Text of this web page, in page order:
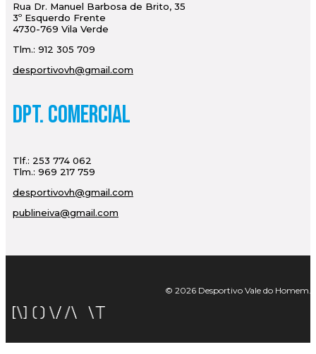
Rua Dr. Manuel Barbosa de Brito, 35
3º Esquerdo Frente
4730-769 Vila Verde
Tlm.: 912 305 709
desportivovh@gmail.com
Dpt. Comercial
Tlf.: 253 774 062
Tlm.: 969 217 759
desportivovh@gmail.com
publineiva@gmail.com
© 2026 Desportivo Vale do Homem.